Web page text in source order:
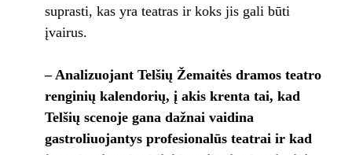
suprasti, kas yra teatras ir koks jis gali būti
įvairus.
– Analizuojant Telšių Žemaitės dramos teatro
renginių kalendorių, į akis krenta tai, kad
Telšių scenoje gana dažnai vaidina
gastroliuojantys profesionalūs teatrai ir kad